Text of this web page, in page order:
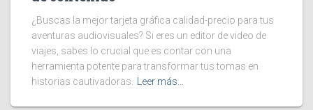
¿Buscas la mejor tarjeta gráfica calidad-precio para tus
aventuras audiovisuales? Si eres un editor de video de
viajes, sabes lo crucial que es contar con una
herramienta potente para transformar tus tomas en
historias cautivadoras.
Leer más…